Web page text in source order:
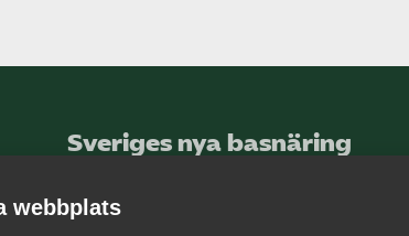
Sveriges nya basnäring
integrationsmotor.
webbplats